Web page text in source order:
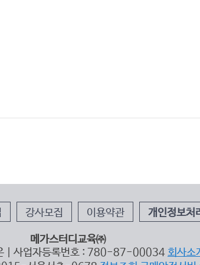
강사모집 이용약관 개인정보처
메가스터디교육㈜
| 사업자등록번호 : 780-87-00034회사소